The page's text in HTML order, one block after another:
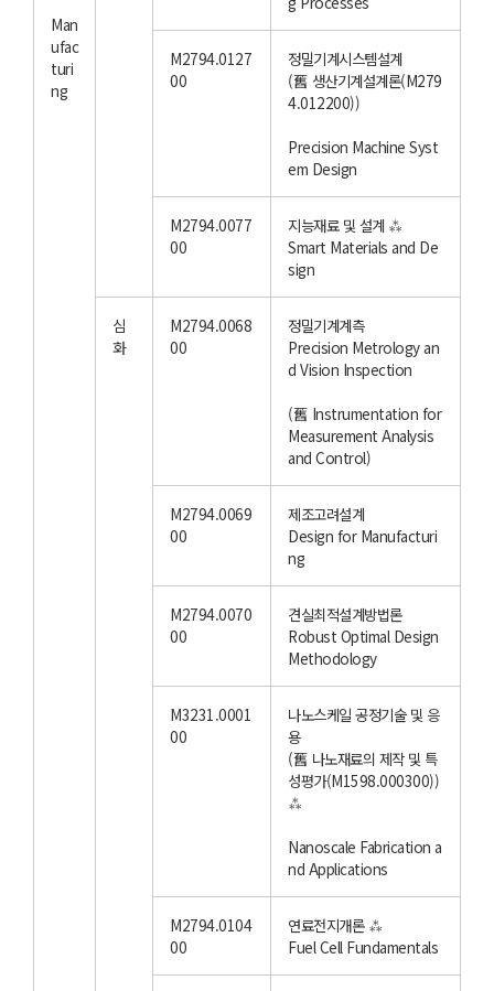
Man
ufac
turi
ng
M2794.0127
00
정밀기계시스템설계
(舊 생산기계설계론(M279
4.012200))
Precision Machine Syst
em Design
M2794.0077
00
지능재료 및 설계 ⁂
Smart Materials and De
sign
심
화
M2794.0068
00
정밀기계계측
Precision Metrology an
d Vision Inspection
(舊 Instrumentation for
Measurement Analysis
and Control)
M2794.0069
00
제조고려설계
Design for Manufacturi
ng
M2794.0070
00
견실최적설계방법론
Robust Optimal Design
Methodology
M3231.0001
00
나노스케일 공정기술 및 응
용
(舊 나노재료의 제작 및 특
성평가(M1598.000300))
⁂
Nanoscale Fabrication a
nd Applications
M2794.0104
00
연료전지개론 ⁂
Fuel Cell Fundamentals